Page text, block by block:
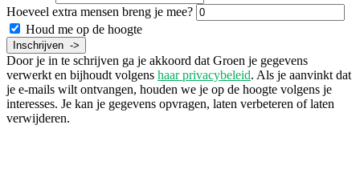
Hoeveel extra mensen breng je mee?
Houd me op de hoogte
Door je in te schrijven ga je akkoord dat Groen je gegevens
verwerkt en bijhoudt volgens haar privacybeleid. Als je aanvinkt dat
je e-mails wilt ontvangen, houden we je op de hoogte volgens je
interesses. Je kan je gegevens opvragen, laten verbeteren of laten
verwijderen.